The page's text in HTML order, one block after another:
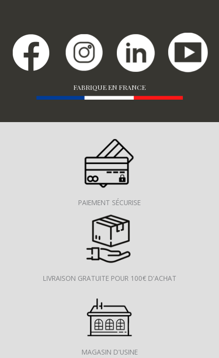
FABRIQUE EN FRANCE
PAIEMENT SÉCURISE
LIVRAISON GRATUITE POUR 100€ D'ACHAT
MAGASIN D'USINE